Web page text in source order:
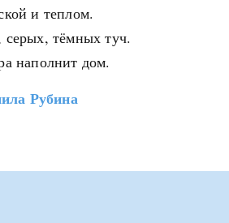
и теплом.
тёмных туч.
наполнит дом.
Рубина